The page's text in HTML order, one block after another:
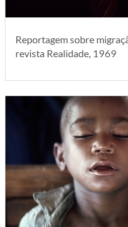
Reportagem sobre
revista Realidade, 1969